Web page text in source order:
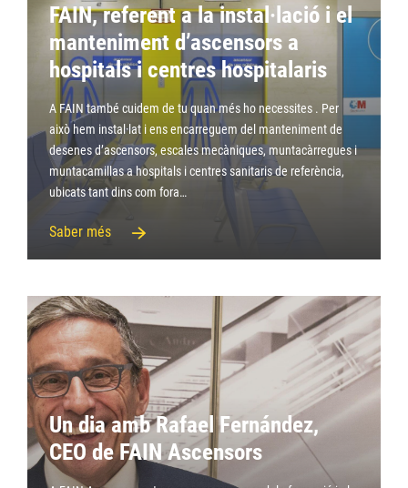
FAIN, referent a la instal·lació i el
manteniment d’ascensors a
hospitals i centres hospitalaris
A FAIN també cuidem de tu quan més ho necessites . Per
això hem instal·lat i ens encarreguem del manteniment de
desenes d’ascensors, escales mecàniques, muntacàrregues i
muntacamillas a hospitals i centres sanitaris de referència,
ubicats tant dins com fora…
Saber més
Un dia amb Rafael Fernández,
CEO de FAIN Ascensors